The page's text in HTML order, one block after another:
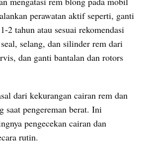
perawatan aktif seperti, ganti
2 tahun atau sesuai rekomendasi
selang, dan silinder rem dari
dan ganti bantalan dan rotors
dari kekurangan cairan rem dan
saat pengereman berat. Ini
pengecekan cairan dan
rutin.